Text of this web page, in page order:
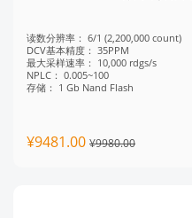
读数分辨率： 6/1 (2,200,000 count)
DCV基本精度： 35PPM
最大采样速率： 10,000 rdgs/s
NPLC： 0.005~100
存储： 1 Gb Nand Flash
¥9481.00 ¥9980.00